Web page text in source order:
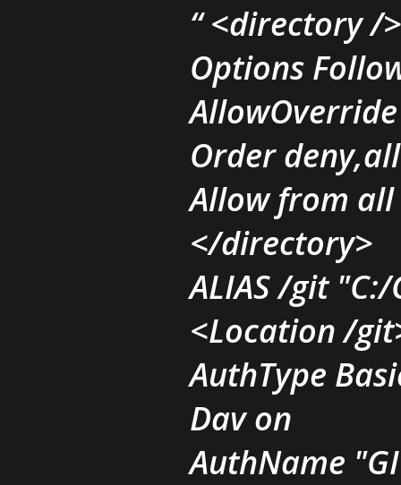
<directory />
Options
Order
Allow from all
</directory>
ALIAS /git
<Location /
AuthType
Dav on
AuthName